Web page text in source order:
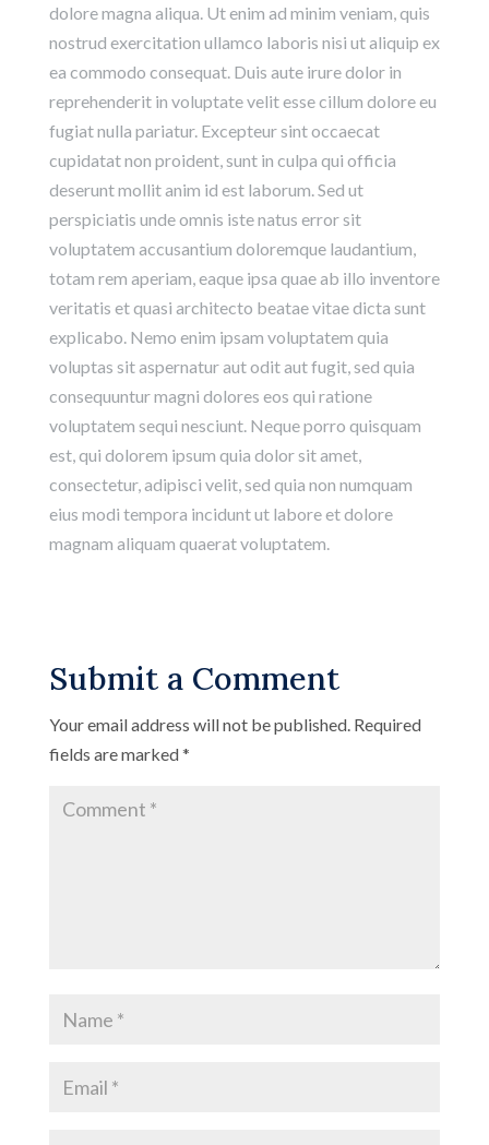
dolore magna aliqua. Ut enim ad minim veniam, quis
nostrud exercitation ullamco laboris nisi ut aliquip ex
ea commodo consequat. Duis aute irure dolor in
reprehenderit in voluptate velit esse cillum dolore eu
fugiat nulla pariatur. Excepteur sint occaecat
cupidatat non proident, sunt in culpa qui officia
deserunt mollit anim id est laborum. Sed ut
perspiciatis unde omnis iste natus error sit
voluptatem accusantium doloremque laudantium,
totam rem aperiam, eaque ipsa quae ab illo inventore
veritatis et quasi architecto beatae vitae dicta sunt
explicabo. Nemo enim ipsam voluptatem quia
voluptas sit aspernatur aut odit aut fugit, sed quia
consequuntur magni dolores eos qui ratione
voluptatem sequi nesciunt. Neque porro quisquam
est, qui dolorem ipsum quia dolor sit amet,
consectetur, adipisci velit, sed quia non numquam
eius modi tempora incidunt ut labore et dolore
magnam aliquam quaerat voluptatem.
Submit a Comment
Your email address will not be published. Required
fields are marked*